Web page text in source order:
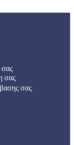
σας
σας